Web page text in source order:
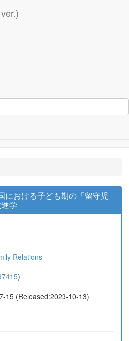
における子ども期の「留守児
学
Relations
)
15 (Released:2023-10-13)